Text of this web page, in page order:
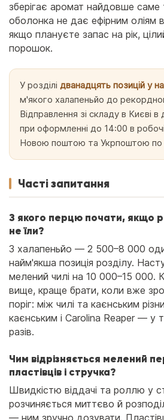
зберігає аромат найдовше
оболонка не дає ефірним оліям
якщо плануєте запас на рік,
порошок.
У розділідванадцять позицій у
м'якого халапеньйо до
Відправлення зі складу в Києві
при оформленні до 14:00 в
Новою поштою та Укрпоштою по
Часті запитання
З якого перцю почати, якщо
не їли?
З халапеньйо — 2 500–8 000
найм'якша позиція розділу.
мелений чилі на 10 000–15 000.
вище, краще брати, коли вже
поріг: між чилі та каєнським
каєнським і Carolina Reaper — у
разів.
Чим відрізняється мелений
пластівців і стручка?
Швидкістю віддачі та роллю у
розчиняється миттєво й